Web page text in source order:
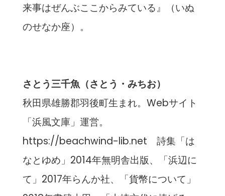
来事はぜんぶここからみている』（いぬ
のせなか座）。
さとう三千魚（さとう・みちお）
秋田県雄勝郡羽後町生まれ。Webサイト
「浜風文庫」運営。
https://beachwind-lib.net 詩集「は
なとゆめ」2014年無明舎出版、「浜辺に
て」2017年らんか社、「貨幣について」